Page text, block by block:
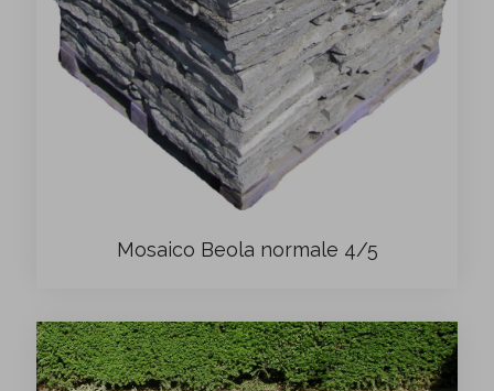
Mosaico Beola normale 4/5